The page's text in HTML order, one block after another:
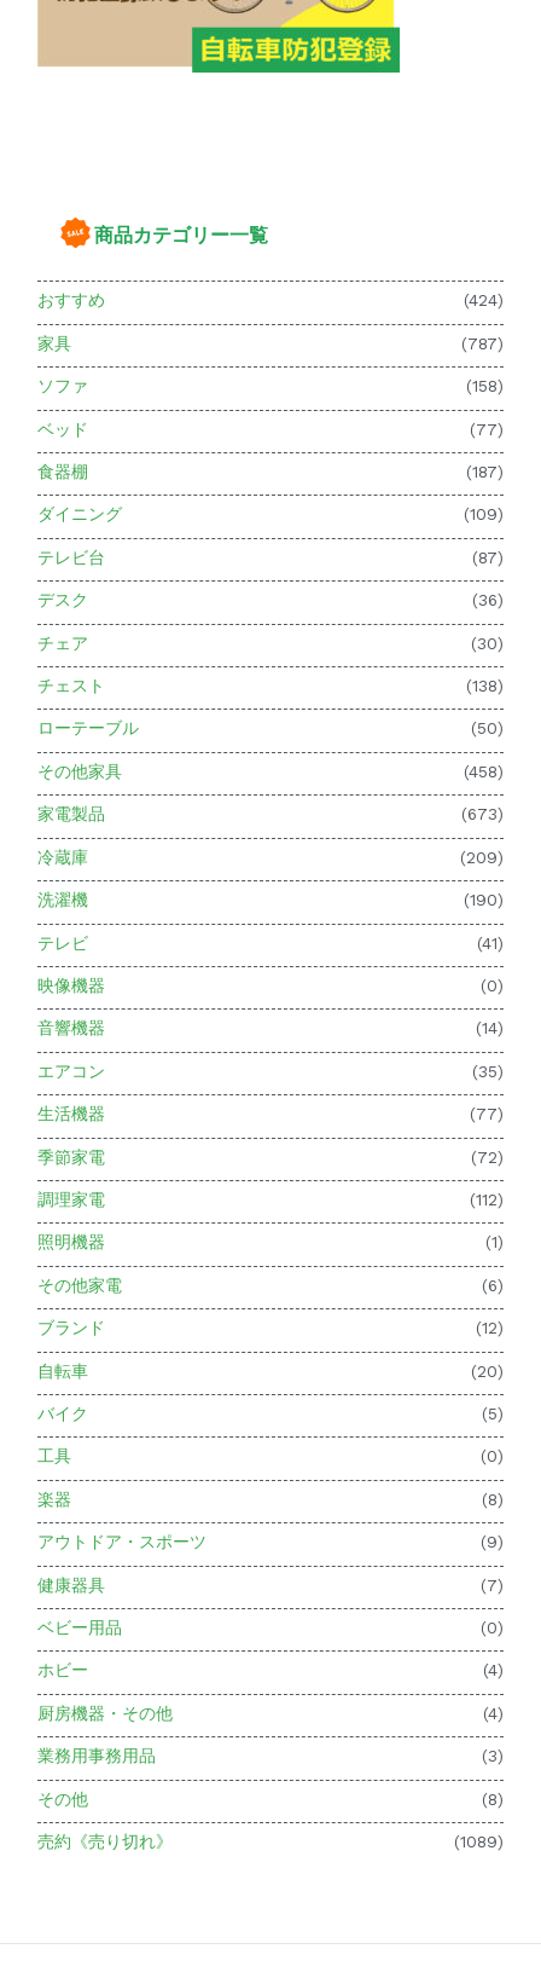
商品カテゴリー一覧
おすすめ (424)
家具 (787)
ソファ (158)
ベッド (77)
食器棚 (187)
ダイニング (109)
テレビ台 (87)
デスク (36)
チェア (30)
チェスト (138)
ローテーブル (50)
その他家具 (458)
家電製品 (673)
冷蔵庫 (209)
洗濯機 (190)
テレビ (41)
映像機器 (0)
音響機器 (14)
エアコン (35)
生活機器 (77)
季節家電 (72)
調理家電 (112)
照明機器 (1)
その他家電 (6)
ブランド (12)
自転車 (20)
バイク (5)
工具 (0)
楽器 (8)
アウトドア・スポーツ (9)
健康器具 (7)
ベビー用品 (0)
ホビー (4)
厨房機器・その他 (4)
業務用事務用品 (3)
その他 (8)
売約《売り切れ》 (1089)